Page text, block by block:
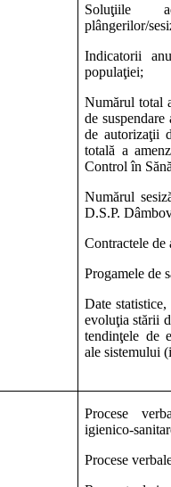
Soluţiile
plângerilor/
Indicatorii
populaţiei;
Numărul total
de
de autorizaţii
totală a
Control în
Numărul
D.S.P.
Contractele
Progamele de
Date
evoluţia stării
tendinţele de
ale sistemului
Procese
igienico-
Procese